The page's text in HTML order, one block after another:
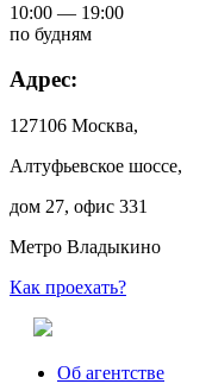
10:00 — 19:00
по будням
Адрес:
127106 Москва,
Алтуфьевское шоссе,
дом 27, офис 331
Метро Владыкино
Как проехать?
Об агентстве